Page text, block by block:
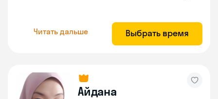
Читать дальше Выбрать время
Айдана